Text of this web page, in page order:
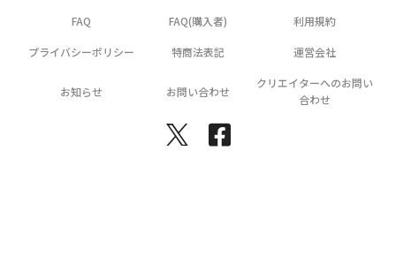
FAQ FAQ(購入者) 利用規約
プライバシーポリシー 特商法表記 運営会社
お知らせ お問い合わせ
クリエイターへのお問い
合わせ